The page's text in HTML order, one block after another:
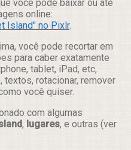
você pode baixar ou até
online:
Island" no Pixlr.
você pode recortar em
para caber exatamente
tablet, iPad, etc,
textos, rotacionar, remover
você quiser.
com algumas
, lugares, e outras (ver